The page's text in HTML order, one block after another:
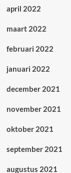
april 2022
maart 2022
februari 2022
januari 2022
december 2021
november 2021
oktober 2021
september 2021
augustus 2021